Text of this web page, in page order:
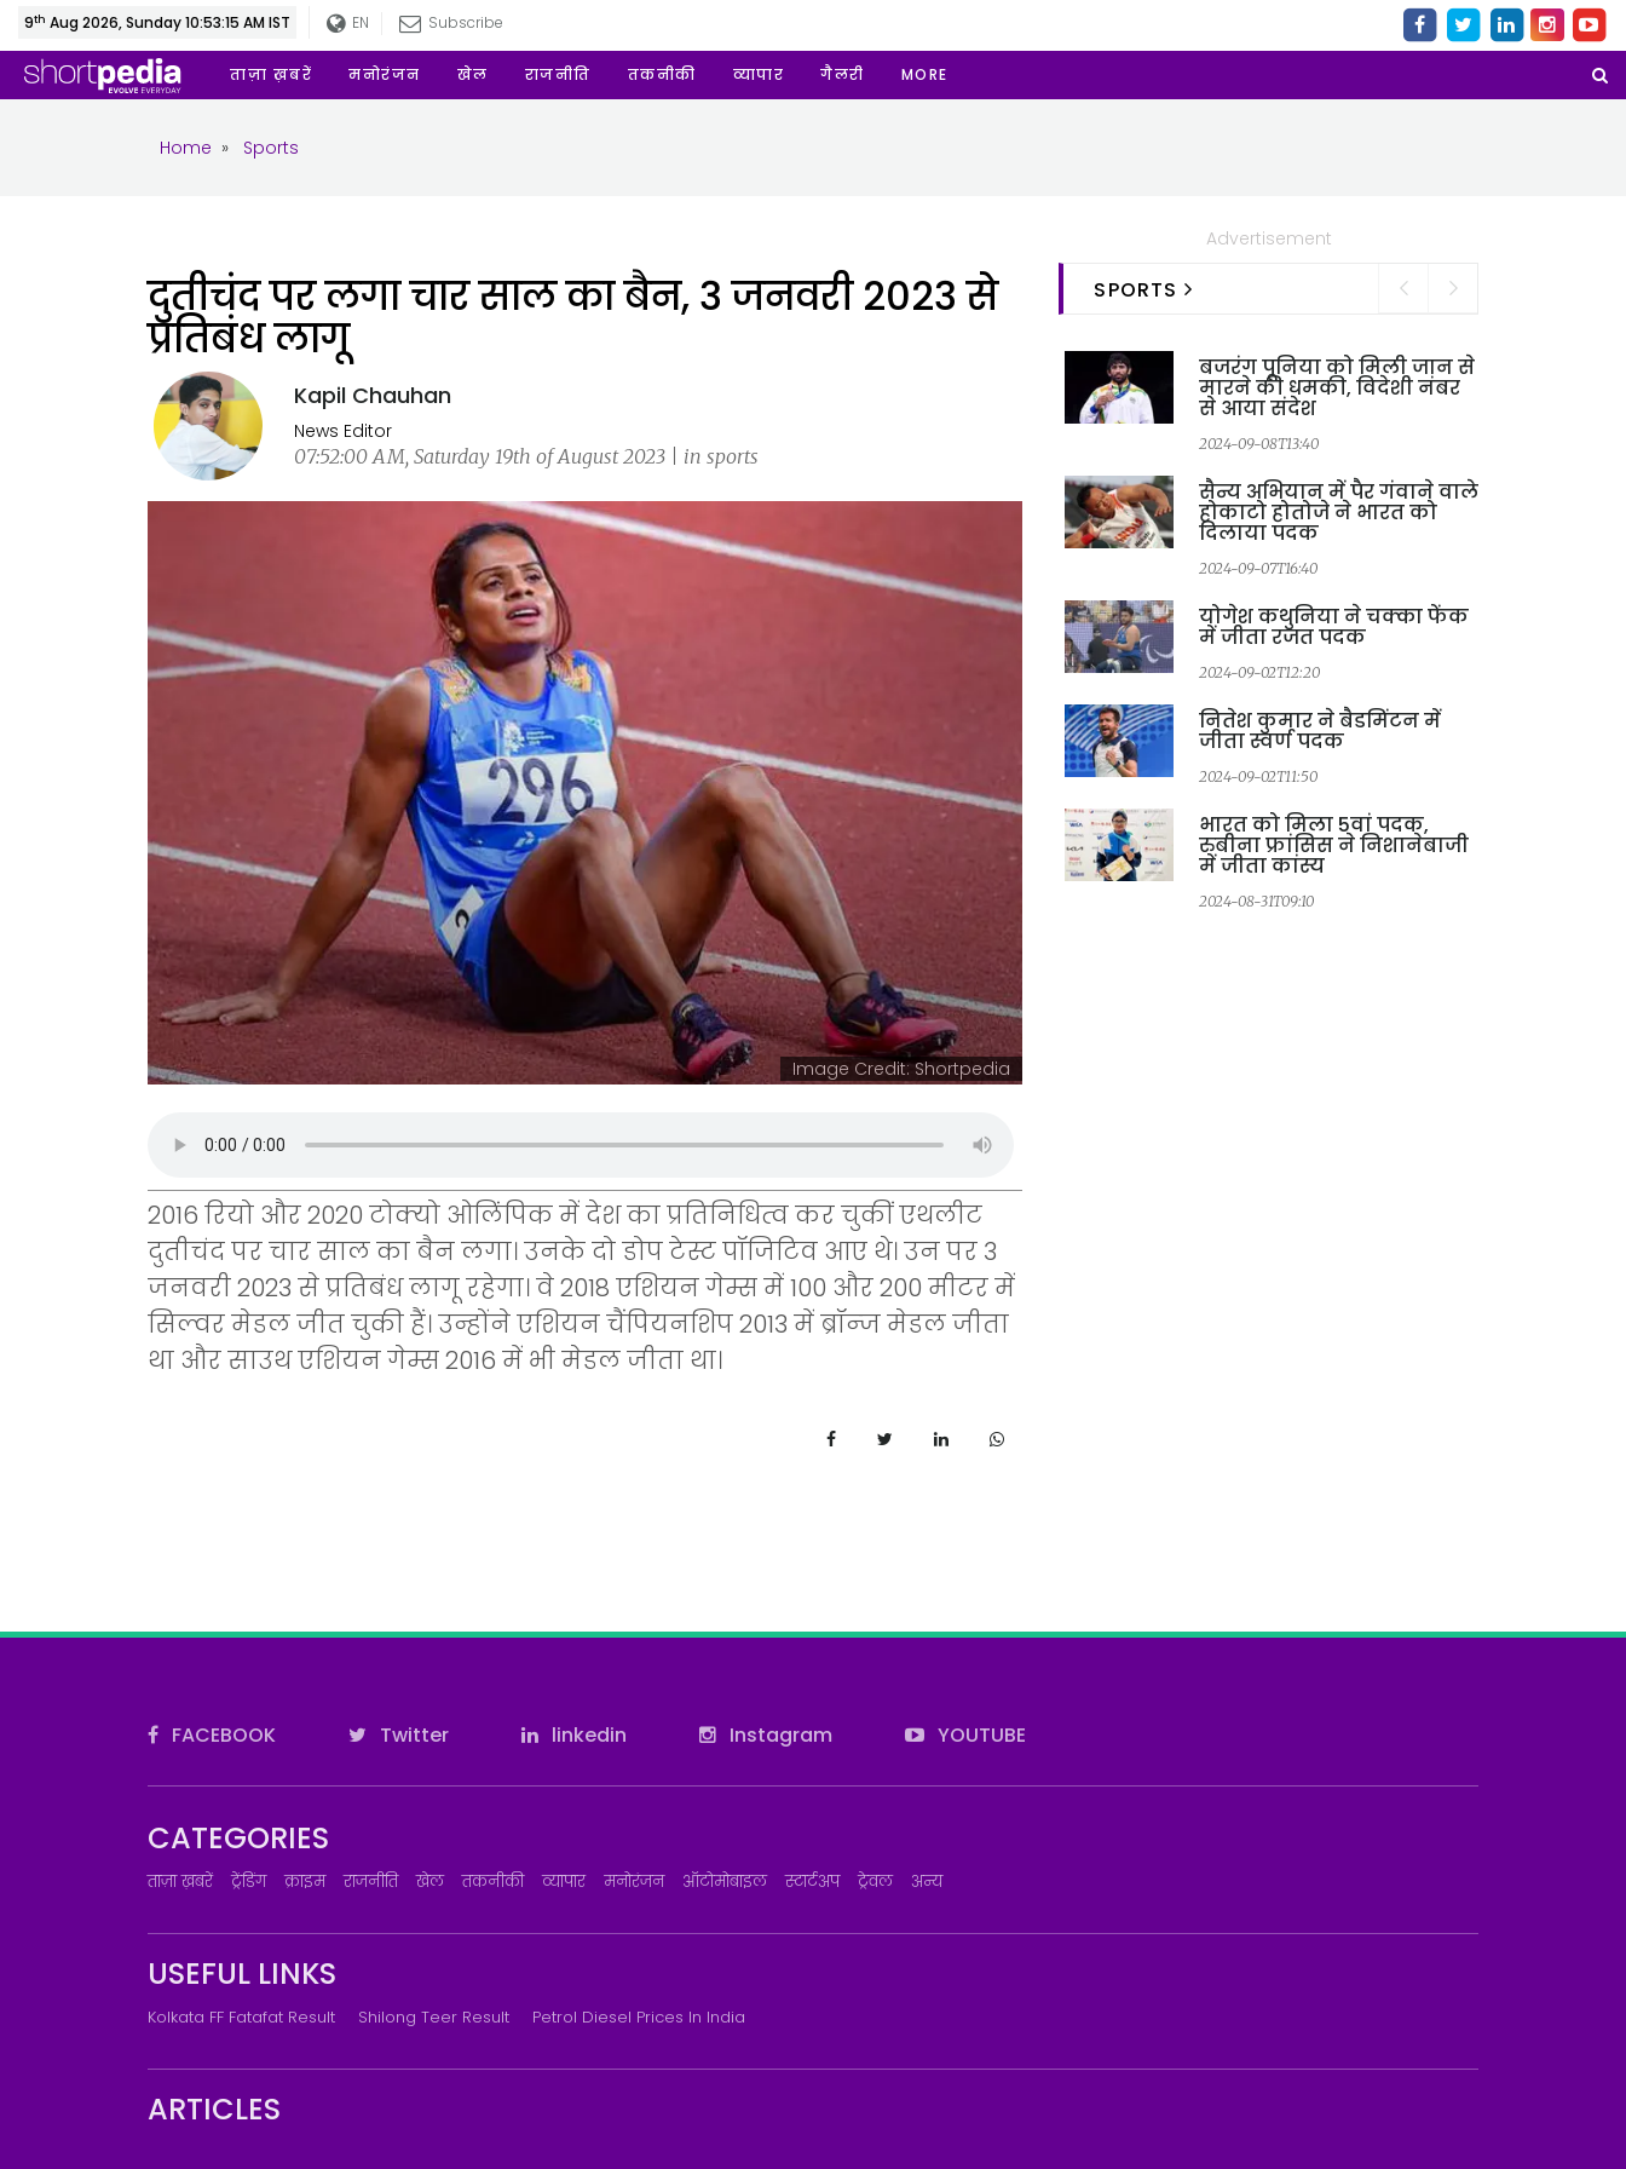
9th Aug 2026, Sunday 10:53:16 AM IST EN Subscribe
ताज़ा ख़बरें मनोरंजन खेल राजनीति तकनीकी व्यापार गैलरी MORE
Home » Sports
दुतीचंद पर लगा चार साल का बैन, 3 जनवरी 2023 से
प्रतिबंध लागू
Kapil Chauhan
News Editor
07:52:00 AM, Saturday 19th of August 2023 | in sports
Image Credit: Shortpedia
2016 रियो और 2020 टोक्यो ओलिंपिक में देश का प्रतिनिधित्व कर चुकीं एथलीट
दुतीचंद पर चार साल का बैन लगा। उनके दो डोप टेस्ट पॉजिटिव आए थे। उन पर 3
जनवरी 2023 से प्रतिबंध लागू रहेगा। वे 2018 एशियन गेम्स में 100 और 200 मीटर में
सिल्वर मेडल जीत चुकी हैं। उन्होंने एशियन चैंपियनशिप 2013 में ब्रॉन्ज मेडल जीता
था और साउथ एशियन गेम्स 2016 में भी मेडल जीता था।
Advertisement
SPORTS
बजरंग पूनिया को मिली जान से
मारने की धमकी, विदेशी नंबर
से आया संदेश
2024-09-08T13:40
सैन्य अभियान में पैर गंवाने वाले
होकाटो होतोजे ने भारत को
दिलाया पदक
2024-09-07T16:40
योगेश कथुनिया ने चक्का फेंक
में जीता रजत पदक
2024-09-02T12:20
नितेश कुमार ने बैडमिंटन में
जीता स्वर्ण पदक
2024-09-02T11:50
भारत को मिला 5वां पदक,
रुबीना फ्रांसिस ने निशानेबाजी
में जीता कांस्य
2024-08-31T09:10
FACEBOOK Twitter linkedin Instagram YOUTUBE
CATEGORIES
ताज़ा ख़बरें ट्रेंडिंग क्राइम राजनीति खेल तकनीकी व्यापार मनोरंजन ऑटोमोबाइल स्टार्टअप ट्रेवल अन्य
USEFUL LINKS
Kolkata FF Fatafat Result Shilong Teer Result Petrol Diesel Prices In India
ARTICLES